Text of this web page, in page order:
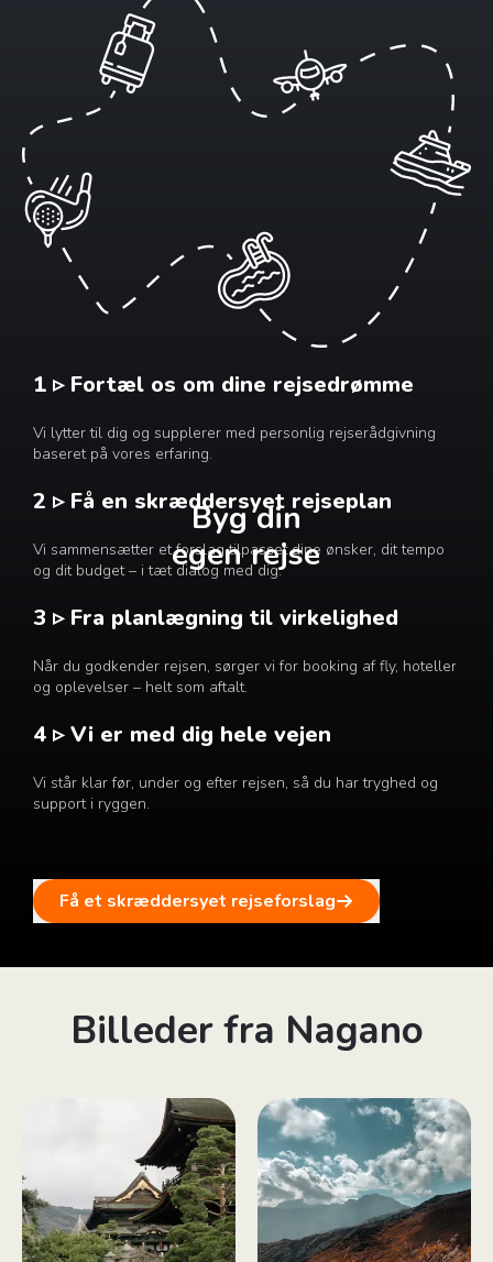
Byg din
egen rejse
1 ▹ Fortæl os om dine rejsedrømme
Vi lytter til dig og supplerer med personlig rejserådgivning
baseret på vores erfaring.
2 ▹ Få en skræddersyet rejseplan
Vi sammensætter et forslag tilpasset dine ønsker, dit tempo
og dit budget – i tæt dialog med dig.
3 ▹ Fra planlægning til virkelighed
Når du godkender rejsen, sørger vi for booking af fly, hoteller
og oplevelser – helt som aftalt.
4 ▹ Vi er med dig hele vejen
Vi står klar før, under og efter rejsen, så du har tryghed og
support i ryggen.
Få et skræddersyet rejseforslag
Billeder fra Nagano